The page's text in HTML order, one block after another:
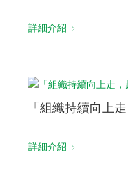
詳細介紹
「組織持續向上
詳細介紹